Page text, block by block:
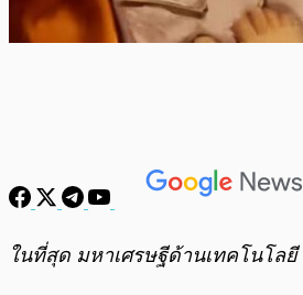
ในที่สุด มหาเศรษฐีด้านเทคโนโล